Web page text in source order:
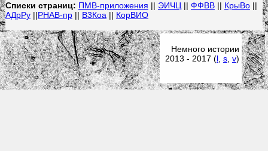
Списки страниц: ПМВ-приложения || ЭИЧЦ || ФФВВ|| КрыВо||
АДрРу||РНАВ-пр|| В3Коа || КорВИО
Немного истории
2013 - 2017 (l ,s ,v)